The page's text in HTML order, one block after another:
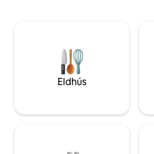
jarðhæðinni. Einnig er sjónvarp,
þvottavél og kostur á að fá reiðhjól
án endurgjalds. Upplifðu Liptov í
Eldhús